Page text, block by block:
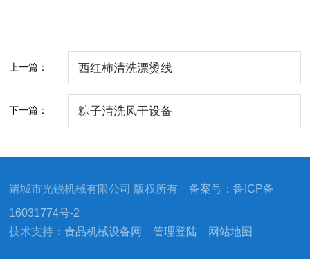
上一篇： 西红柿清洗漂烫线
下一篇： 粽子清洗风干设备
诸城市光锐机械有限公司 版权所有备案号：鲁ICP备
16031774号-2
技术支持：食品机械设备网 管理登陆 网站地图